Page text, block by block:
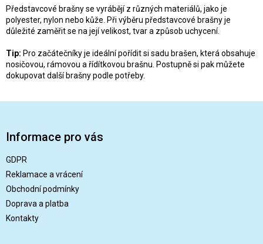
Představcové brašny se vyrábějí z různých materiálů, jako je
polyester, nylon nebo kůže. Při výběru představcové brašny je
důležité zaměřit se na její velikost, tvar a způsob uchycení.
Tip: Pro začátečníky je ideální pořídit si sadu brašen, která obsahuje
nosičovou, rámovou a řídítkovou brašnu. Postupně si pak můžete
dokupovat další brašny podle potřeby.
Informace pro vás
GDPR
Reklamace a vrácení
Obchodní podmínky
Doprava a platba
Kontakty